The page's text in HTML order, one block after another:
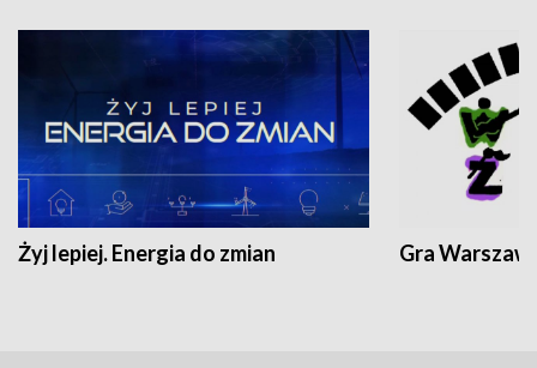
Żyj lepiej. Energia do zmian Gra